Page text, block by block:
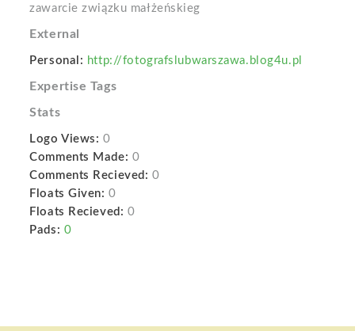
zawarcie związku małżeńskieg
External
Personal: http://fotografslubwarszawa.blog4u.pl
Expertise Tags
Stats
Logo Views: 0
Comments Made: 0
Comments Recieved: 0
Floats Given: 0
Floats Recieved: 0
Pads: 0